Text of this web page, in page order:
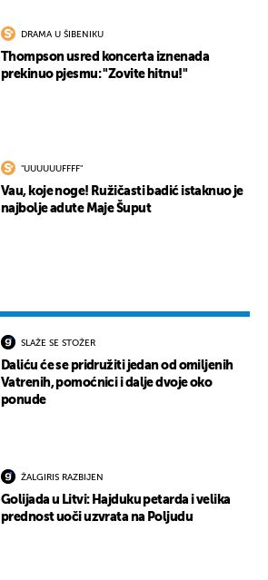
DRAMA U ŠIBENIKU
Thompson usred koncerta iznenada
prekinuo pjesmu: "Zovite hitnu!"
"UUUUUUFFFF"
Vau, koje noge! Ružičasti badić istaknuo je
najbolje adute Maje Šuput
SLAŽE SE STOŽER
Daliću će se pridružiti jedan od omiljenih
Vatrenih, pomoćnici i dalje dvoje oko
ponude
ŽALGIRIS RAZBIJEN
Golijada u Litvi: Hajduku petarda i velika
prednost uoči uzvrata na Poljudu